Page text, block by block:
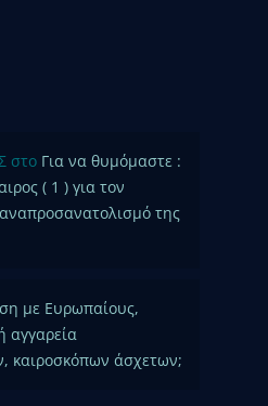
στο Για να θυμόμαστε :
( 1 ) για τον
της
με Ευρωπαίους,
αγγαρεία
καιροσκόπων άσχετων;